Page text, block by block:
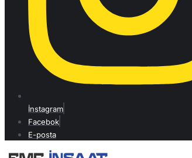
İnstagram
Facebok
E-posta